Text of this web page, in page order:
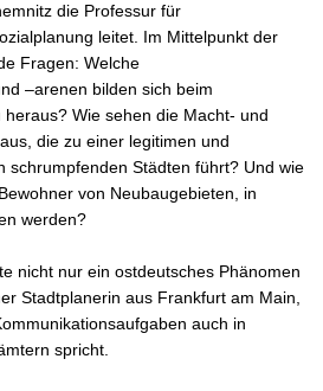
die Professur für
leitet. Im Mittelpunkt der
Fragen: Welche
–arenen bilden sich beim
Wie sehen die Macht- und
die zu einer legitimen und
schrumpfenden Städten führt? Und wie
von Neubaugebieten, in
werden?
nicht nur ein ostdeutsches Phänomen
Stadtplanerin aus Frankfurt am Main,
auch in
spricht.